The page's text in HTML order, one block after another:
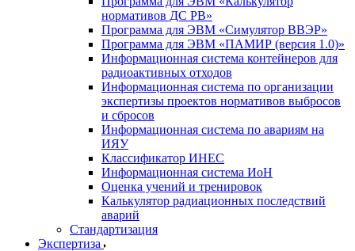
нормативов ДС РВ»
Программа для ЭВМ «Симулятор ВВЭР»
Программа для ЭВМ «ПАМИР (версия 1.0)»
Информационная система контейнеров для
радиоактивных отходов
Информационная система по организации
экспертизы проектов нормативов выбросов
и сбросов
Информационная система по авариям на
ИЯУ
Классификатор ИНЕС
Информационная система ИоН
Оценка учений и тренировок
Калькулятор радиационных последствий
аварий
Стандартизация
Экспертиза